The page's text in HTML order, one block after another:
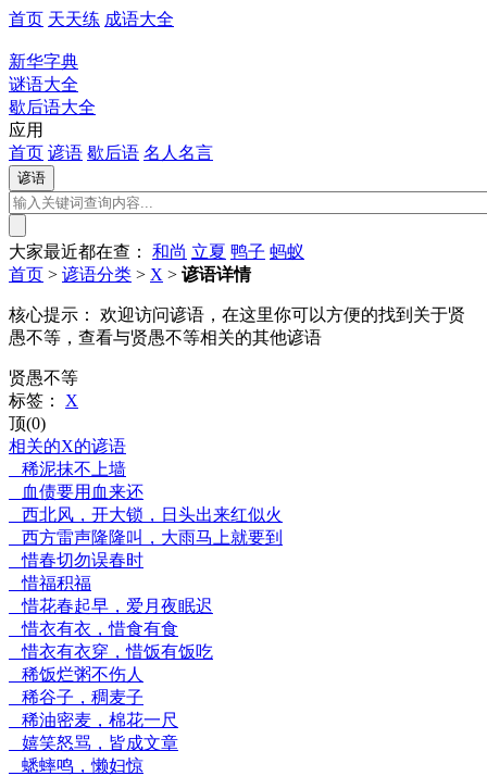
首页 天天练 成语大全
新华字典
谜语大全
歇后语大全
应用
首页 谚语 歇后语 名人名言
大家最近都在查： 和尚 立夏 鸭子 蚂蚁
首页 > 谚语分类 > X > 谚语详情
核心提示：
欢迎访问谚语，在这里你可以方便的找到关于贤
愚不等，查看与贤愚不等相关的其他谚语
贤愚不等
标签：
X
顶(0)
相关的X的谚语
稀泥抹不上墙
血债要用血来还
西北风，开大锁，日头出来红似火
西方雷声隆隆叫，大雨马上就要到
惜春切勿误春时
惜福积福
惜花春起早，爱月夜眠迟
惜衣有衣，惜食有食
惜衣有衣穿，惜饭有饭吃
稀饭烂粥不伤人
稀谷子，稠麦子
稀油密麦，棉花一尺
嬉笑怒骂，皆成文章
蟋蟀鸣，懒妇惊